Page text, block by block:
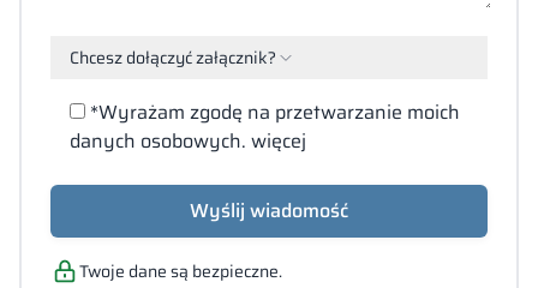
Chcesz dołączyć załącznik?
pliki
(PDF,
DOC,
JPG,
XLS)
*Wyrażam zgodę na przetwarzanie moich
danych osobowych. więcej
Wyślij wiadomość
Twoje dane są bezpieczne.